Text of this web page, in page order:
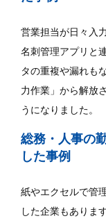
営業担当が日々入
名刺管理アプリと
タの重複や漏れも
力作業」から解放
うになりました。
総務・人事の
した事例
紙やエクセルで管
した企業もありま